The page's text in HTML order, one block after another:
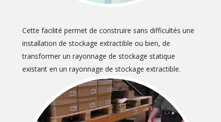
Cette facilité permet de construire sans difficultés une
installation de stockage extractible ou bien, de
transformer un rayonnage de stockage statique
existant en un rayonnage de stockage extractible.